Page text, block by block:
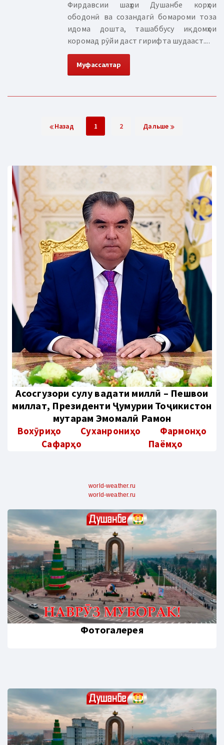
Фирдавсии шаҳри Душанбе корҳои
ободонӣ ва созандагӣ бомароми тоза
идома дошта, ташаббусу иқдомҳои
коромад рӯйи даст гирифта шудааст....
Муфассалтар
Назад 1 2 Дальше
Aсосгузори сулҳу ваҳдати миллӣ – Пешвои
миллат, Президенти Ҷумҳурии Тоҷикистон
муҳтарам Эмомалӣ Раҳмон
Вохӯриҳо Суханрониҳо
Фармонҳо
Сафарҳо
Паёмҳо
world-weather.ru
world-weather.ru
Фотогалерея